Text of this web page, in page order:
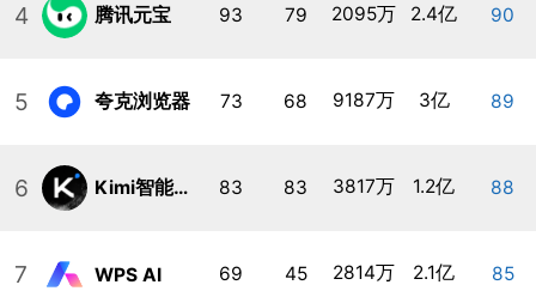
4 腾讯元宝 93 79 2095万 2.4亿 90
5 夸克浏览器 73 68 9187万 3亿 89
6 Kimi智能助手 83 83 3817万 1.2亿 88
7 WPS AI 69 45 2814万 2.1亿 85